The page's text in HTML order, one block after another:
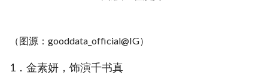
（图源：gooddata_official@IG）
1．金素妍，饰演千书真